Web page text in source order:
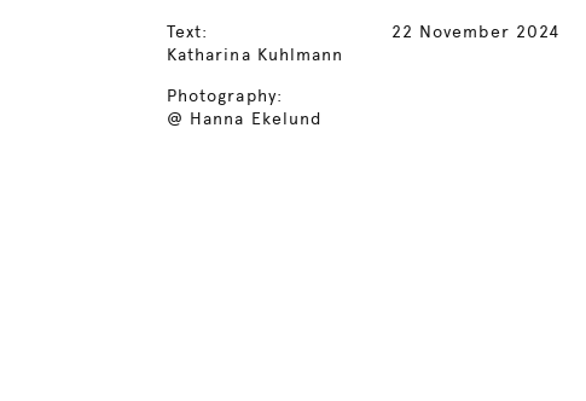
Text:
Katharina Kuhlmann
Photography:
@ Hanna Ekelund
22 November 2024